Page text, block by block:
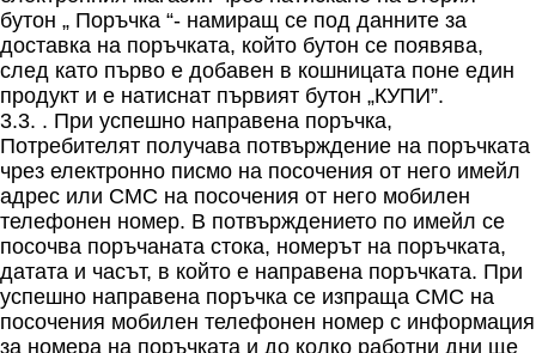
бутон „ Поръчка “- намиращ се под данните за
доставка на поръчката, който бутон се появява,
след като първо е добавен в кошницата поне един
продукт и е натиснат първият бутон „КУПИ”.
3.3. . При успешно направена поръчка,
Потребителят получава потвърждение на поръчката
чрез електронно писмо на посочения от него имейл
адрес или СМС на посочения от него мобилен
телефонен номер. В потвърждението по имейл се
посочва поръчаната стока, номерът на поръчката,
датата и часът, в който е направена поръчката. При
успешно направена поръчка се изпраща СМС на
посочения мобилен телефонен номер с информация
за номера на поръчката и до колко работни дни ще